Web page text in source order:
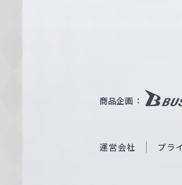
W
i
商品企画：
運営会社 プラ